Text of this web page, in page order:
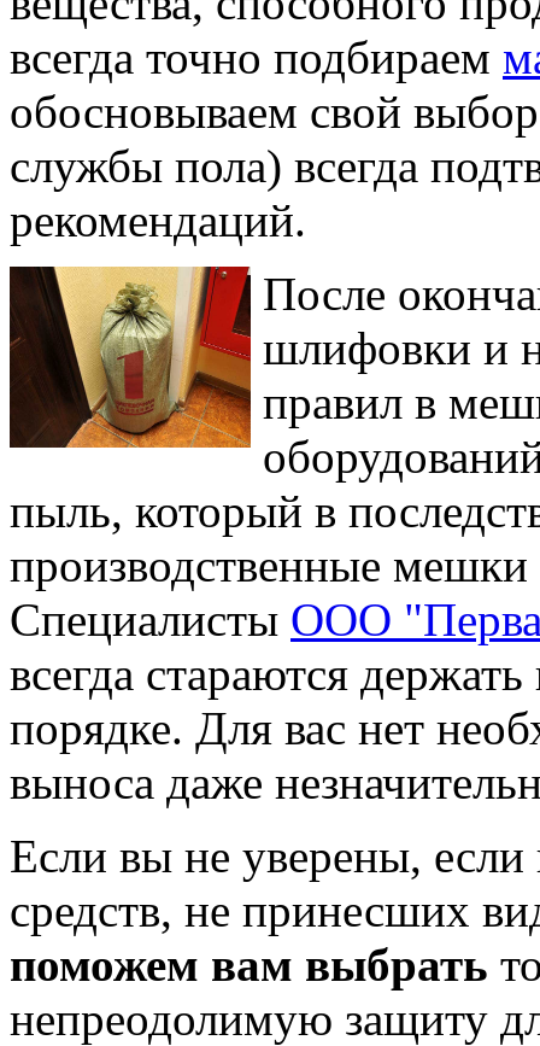
всегда точно подбираем
обосновываем свой
службы пола) всегда
рекомендаций.
После
шлифовки и
правил в
пыль, который в
производственные
Специалисты ООО
всегда стараются
порядке. Для вас нет
выноса даже
Если вы не уверены,
средств, не принесших
поможем вам выбрать
непреодолимую защиту